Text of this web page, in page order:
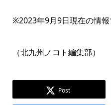
※2023年9月9日現在の情報
（北九州ノコト編集部）
Post